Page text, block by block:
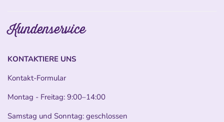
Kundenservice
KONTAKTIERE UNS
Kontakt-Formular
Montag - Freitag: 9:00–14:00
Samstag und Sonntag: geschlossen